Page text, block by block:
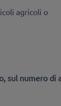
agricoli o
sul numero di